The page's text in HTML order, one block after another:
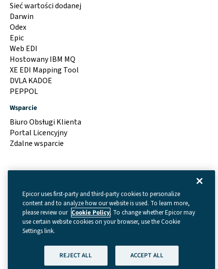
Sieć wartości dodanej
Darwin
Odex
Epic
Web EDI
Hostowany IBM MQ
XE EDI Mapping Tool
DVLA KADOE
PEPPOL
Wsparcie
Biuro Obsługi Klienta
Portal Licencyjny
Zdalne wsparcie
Cookie Settings
Polityka prywatności
Prawna| © Prawa autorskie 2026 – Data
Epicor uses first-party and third-party cookies to personalize
content and to analyze how our website is used. To learn more,
please review our Cookie Policy. To change whether Epicor may
use certain website cookies on your browser, use the Cookie
Settings link.
REJECT ALL ACCEPT ALL